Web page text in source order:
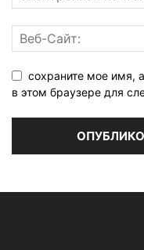
сохраните мое имя,
в этом браузере для